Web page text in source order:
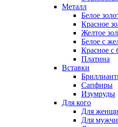
Металл
Белое
Красное
Желтое
Белое с
Красное с
Платина
Вставки
Сапфиры
Изумруды
Для кого
Для
Для